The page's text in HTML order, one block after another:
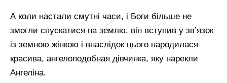
А коли настали смутні часи, і Боги більше не
змогли спускатися на землю, він вступив у зв’язок
із земною жінкою і внаслідок цього народилася
красива, ангелоподобная дівчинка, яку нарекли
Ангеліна.